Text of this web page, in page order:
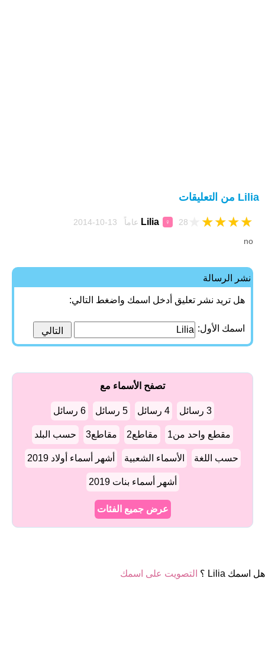
Lilia من التعليقات
Lilia ♀ 28 عاماً 13-10-2014 ★
★
★
★
no
نشر الرسالة
هل تريد نشر تعليق أدخل اسمك واضغط التالي:
اسمك الأول:
تصفح الأسماء مع
3 رسائل 4 رسائل 5 رسائل 6 رسائل
مقطع واحد من1 مقاطع2 مقاطع3 حسب البلد
حسب اللغة الأسماء الشعبية أشهر أسماء أولاد 2019
أشهر أسماء بنات 2019
عرض جميع الفئات
هل اسمك Lilia ؟ التصويت على اسمك